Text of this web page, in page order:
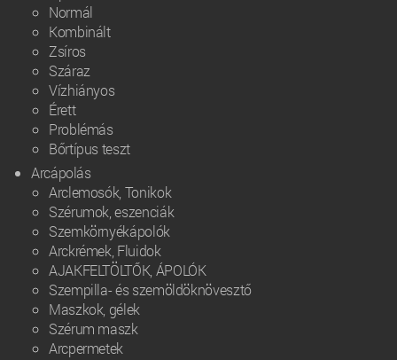
Normál
Kombinált
Zsíros
Száraz
Vízhiányos
Érett
Problémás
Bőrtípus teszt
Arcápolás
Arclemosók, Tonikok
Szérumok, eszenciák
Szemkörnyékápolók
Arckrémek, Fluidok
AJAKFELTÖLTŐK, ÁPOLÓK
Szempilla- és szemöldöknövesztő
Maszkok, gélek
Szérum maszk
Arcpermetek